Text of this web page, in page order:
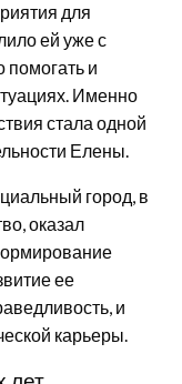
для
ей уже с
помогать и
Именно
стала одной
Елены.
город, в
оказал
ее
и
карьеры.